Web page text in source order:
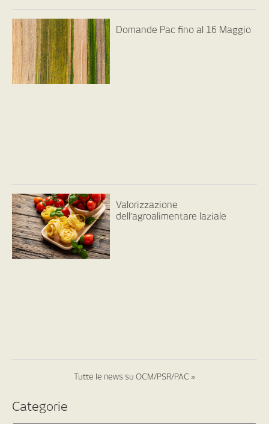
Domande Pac fino al 16 Maggio
Valorizzazione
dell’agroalimentare laziale
Tutte le news su OCM/PSR/PAC »
Categorie